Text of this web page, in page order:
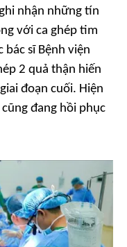
nhận những tín
với ca ghép tim
bác sĩ Bệnh viện
2 quả thận hiến
giai đoạn cuối. Hiện
đang hồi phục